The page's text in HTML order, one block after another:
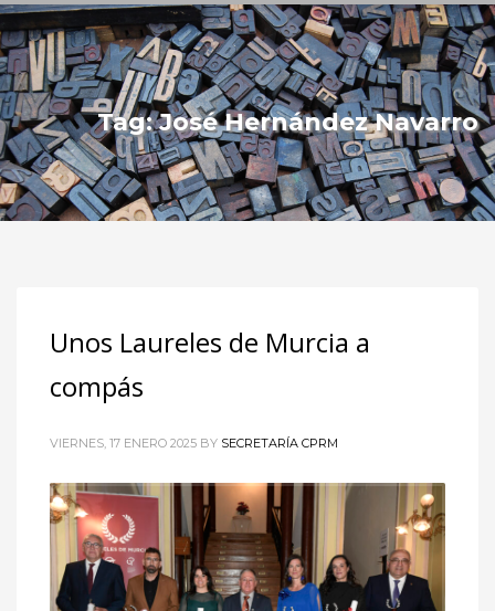
Tag: José Hernández Navarro
Unos Laureles de Murcia a
compás
VIERNES, 17 ENERO 2025 BY SECRETARÍA CPRM